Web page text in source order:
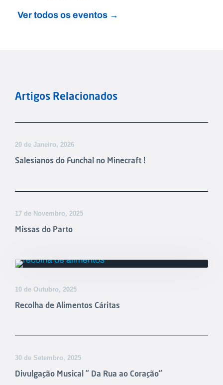
Ver todos os eventos →
Artigos Relacionados
20 de Janeiro, 2026
Salesianos do Funchal no Minecraft !
17 de Novembro, 2025
Missas do Parto
10 de Outubro, 2025
Recolha de Alimentos Cáritas
30 de Setembro, 2025
Divulgação Musical ” Da Rua ao Coração”